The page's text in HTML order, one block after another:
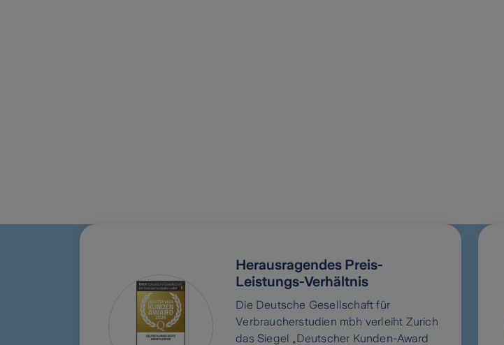
Herausragendes Preis-
Leistungs-Verhältnis
Die Deutsche Gesellschaft für
Verbraucherstudien mbh verleiht Zurich
das Siegel „Deutscher Kunden-Award